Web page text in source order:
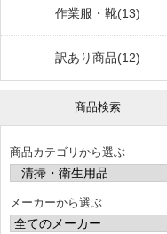
作業服・靴(13)
訳あり商品(12)
商品検索
商品カテゴリから選ぶ
メーカーから選ぶ